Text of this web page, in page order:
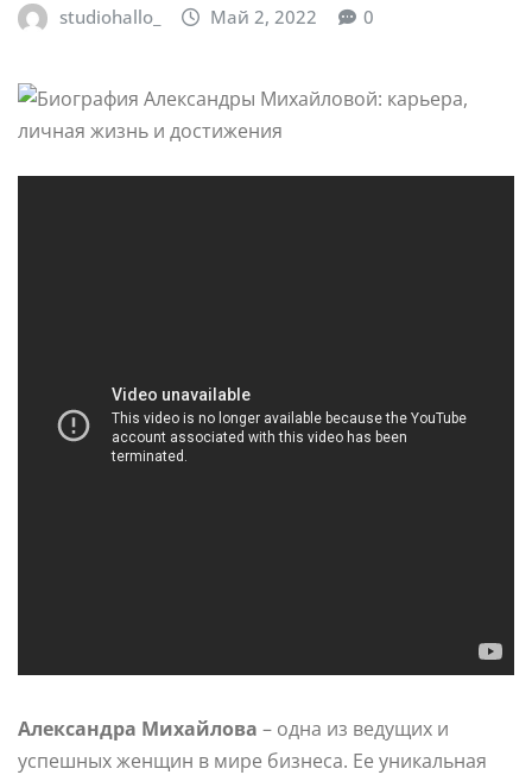
studiohallo_ Май 2, 2022 0
Александра Михайлова – одна из ведущих и
успешных женщин в мире бизнеса. Ее уникальная